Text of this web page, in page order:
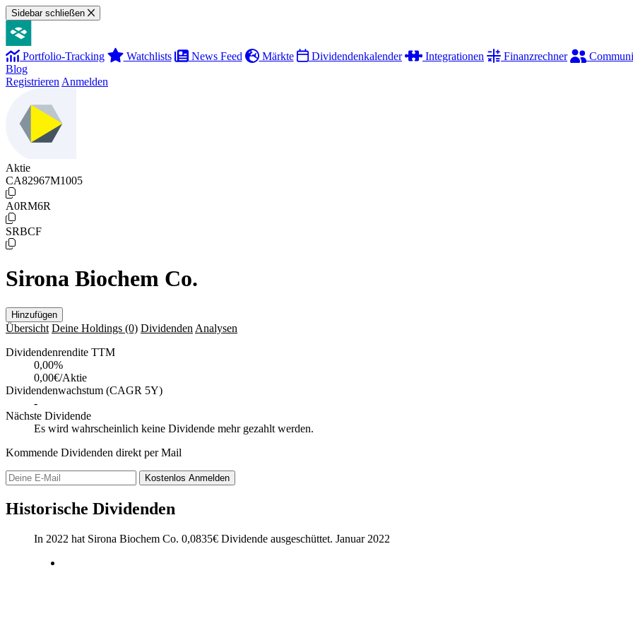
Sidebar schließen
Portfolio-Tracking Watchlists News Feed Märkte Dividendenkalender Integrationen Finanzrechner
Blog
Registrieren Anmelden
Aktie
CA82967M1005
A0RM6R
SRBCF
Sirona Biochem Co.
Hinzufügen
Übersicht Deine Holdings (0) Dividenden Analysen
Dividendenrendite TTM
0,00%
0,00€/Aktie
Dividendenwachstum (CAGR 5Y)
-
Nächste Dividende
Es wird wahrscheinlich keine Dividende mehr gezahlt werden.
Kommende Dividenden direkt per Mail
Kostenlos Anmelden
Historische Dividenden
In 2022 hat Sirona Biochem Co. 0,0835€ Dividende ausgeschüttet. Januar 2022